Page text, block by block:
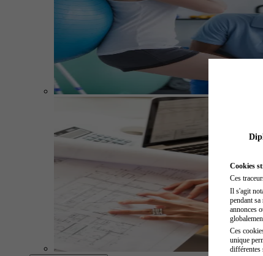
Cookies
Ces
Il s'agit
pendant
annonces
Ces
unique
différentes